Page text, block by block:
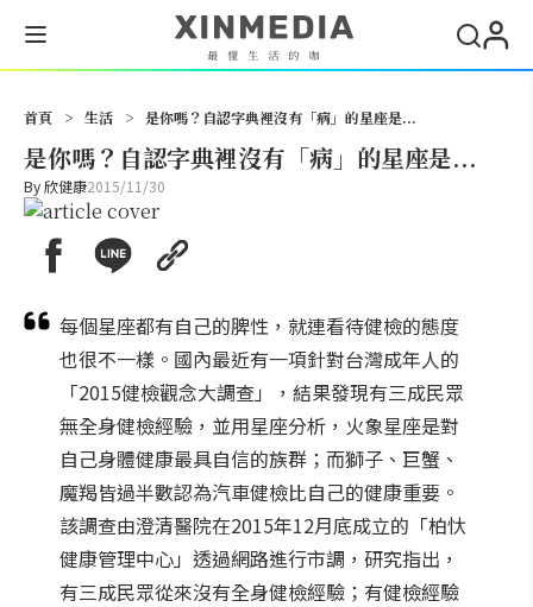
首頁 > 生活 > 是你嗎？自認字典裡沒有「病」的星座是...
是你嗎？自認字典裡沒有「病」的星座是...
By欣健康2015/11/30
每個星座都有自己的脾性，就連看待健檢的態度
也很不一樣。國內最近有一項針對台灣成年人的
「2015健檢觀念大調查」，結果發現有三成民眾
無全身健檢經驗，並用星座分析，火象星座是對
自己身體健康最具自信的族群；而獅子、巨蟹、
魔羯皆過半數認為汽車健檢比自己的健康重要。
該調查由澄清醫院在2015年12月底成立的「柏忕
健康管理中心」透過網路進行市調，研究指出，
有三成民眾從來沒有全身健檢經驗；有健檢經驗